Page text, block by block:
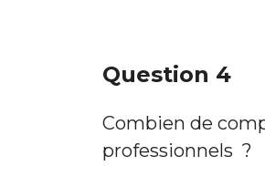
Question 4
Combien de
professionnels ?